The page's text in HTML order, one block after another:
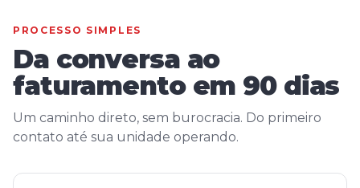
PROCESSO SIMPLES
Da conversa ao
faturamento em 90 dias
Um caminho direto, sem burocracia. Do primeiro
contato até sua unidade operando.